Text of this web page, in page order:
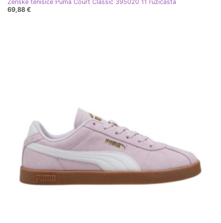
Ženske tenisice Puma Court Classic 395020 11 ružičasta
69,88 €